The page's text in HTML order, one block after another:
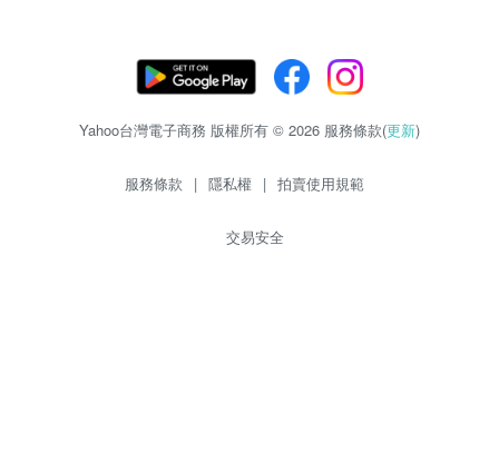
Yahoo台灣電子商務 版權所有 © 2026 服務條款(更新)
服務條款 | 隱私權 | 拍賣使用規範
交易安全